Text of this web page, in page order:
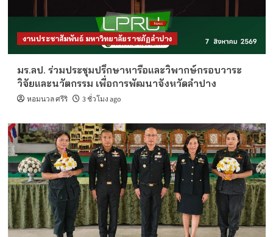
งานประชาสัมพันธ์ มหาวิทยาลัยราชภัฏลำปาง
มร.ลป. ร่วมประชุมปรึกษาหารือและวิพากษ์กรอบวาระ
วิจัยและนวัตกรรม เพื่อการพัฒนาจังหวัดลำปาง
หอมนวล ศรีริ 3 ชั่วโมง ago